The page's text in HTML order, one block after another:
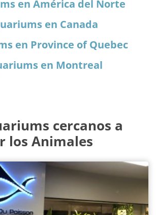
en América del Norte
en Canada
en Province of Quebec
en Montreal
cercanos a
los Animales